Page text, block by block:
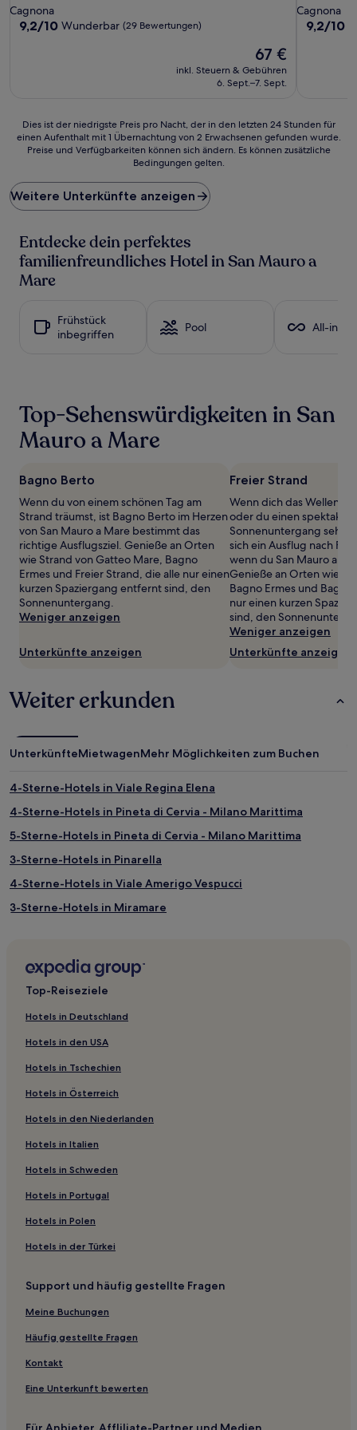
Sterne-
Unterkunft
Cagnona
9.2
9,2/10 Wunderbar (29 Bewertungen)
Der
Preis
beträgt
67 €
inkl. Steuern & Gebühren
6. Sept.–7. Sept.
Sterne-
Cagnona
9.2
9,2/10
Dies
ist
Preis
pro
Nacht,
den
letzten
24 Stunden
Aufenthalt
wurde.
Preise
und
sich
ändern.
können
zusätzliche
Bedingungen
gelten.
Dies ist der niedrigste Preis pro Nacht, der in den letzten 24 Stunden für
einen Aufenthalt mit 1 Übernachtung von 2 Erwachsenen gefunden wurde.
Preise und Verfügbarkeiten können sich ändern. Es können zusätzliche
Bedingungen gelten.
Weitere Unterkünfte anzeigen
Entdecke dein perfektes
familienfreundliches Hotel in San Mauro a
Mare
Frühstück
inbegriffen
Pool All-
Top-Sehenswürdigkeiten in San
Mauro a Mare
Bagno Berto
Wenn du von einem schönen Tag am
Strand träumst, ist Bagno Berto im Herzen
von San Mauro a Mare bestimmt das
richtige Ausflugsziel. Genieße an Orten
wie Strand von Gatteo Mare, Bagno
Ermes und Freier Strand, die alle nur einen
kurzen Spaziergang entfernt sind, den
Sonnenuntergang.
Weniger anzeigen
Unterkünfte anzeigen
Freier Strand
Wenn dich das
oder du einen
Sonnenuntergang
sich ein Ausflug nach
wenn du San Mauro a
Genieße an Orten wie
Bagno Ermes und
nur einen kurzen
sind, den
Weniger anzeigen
Unterkünfte anzeigen
Weiter erkunden
UnterkünfteMietwagenMehr Möglichkeiten zum Buchen
4-Sterne-Hotels in Viale Regina Elena
4-Sterne-Hotels in Pineta di Cervia - Milano Marittima
5-Sterne-Hotels in Pineta di Cervia - Milano Marittima
3-Sterne-Hotels in Pinarella
4-Sterne-Hotels in Viale Amerigo Vespucci
3-Sterne-Hotels in Miramare
2-Sterne-Hotels in Alba
Ferienwohnungen in Riccione
Ferienwohnungen in Viale Amerigo Vespucci
Gasthöfe in Milano Marittima
Ferienwohnungen in Viale Dante
Gasthäuser in Rimini
Gasthöfe in Rimini
Ferienwohnungen in Viale Regina Elena
Haustierfreundliche in Gatteo
Familien in Gatteo
Hotels mit Parkplatz in Pinarella
Hotels mit Pool in Pinarella
Haustierfreundliche in Santarcangelo di Romagna
Hotels mit Parkplatz in Santarcangelo di Romagna
Lgbtqia-Freundliche in Cesenatico
Top-Reiseziele
Hotels in Deutschland
Hotels in den USA
Hotels in Tschechien
Hotels in Österreich
Hotels in den Niederlanden
Hotels in Italien
Hotels in Schweden
Hotels in Portugal
Hotels in Polen
Hotels in der Türkei
Support und häufig gestellte Fragen
Meine Buchungen
Häufig gestellte Fragen
Kontakt
Eine Unterkunft bewerten